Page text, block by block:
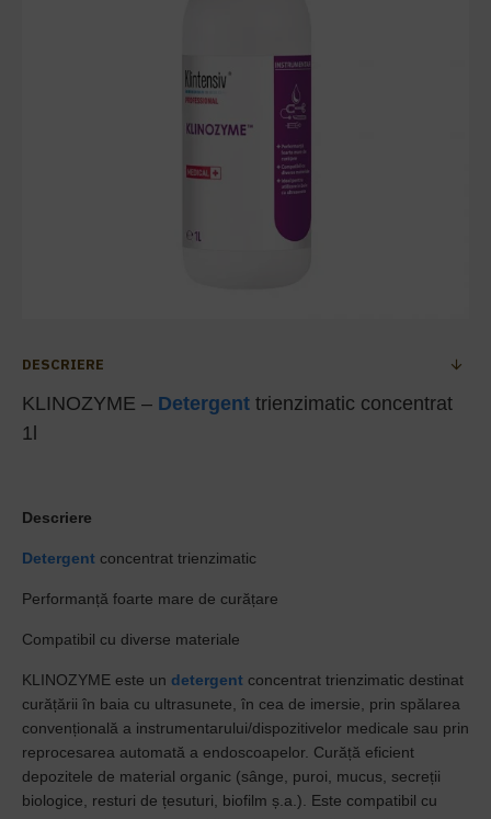
DESCRIERE
KLINOZYME – Detergent trienzimatic concentrat
1l
Descriere
Detergent concentrat trienzimatic
Performanță foarte mare de curățare
Compatibil cu diverse materiale
KLINOZYME este un detergent concentrat trienzimatic destinat
curățării în baia cu ultrasunete, în cea de imersie, prin spălarea
convențională a instrumentarului/dispozitivelor medicale sau prin
reprocesarea automată a endoscoapelor. Curăță eficient
depozitele de material organic (sânge, puroi, mucus, secreții
biologice, resturi de țesuturi, biofilm ș.a.). Este compatibil cu